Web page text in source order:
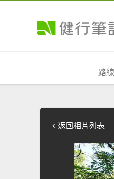
路線
返回相片列表